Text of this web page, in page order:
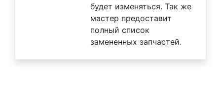
будет изменяться. Так же
мастер предоставит
полный список
замененных запчастей.